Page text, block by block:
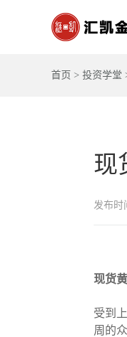
首页 > 投资学堂
现
发布时
现货
受到
周的